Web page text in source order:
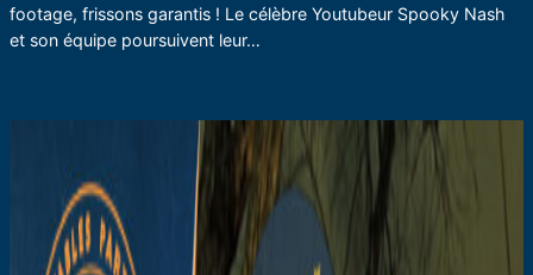
footage, frissons garantis ! Le célèbre Youtubeur Spooky Nash
et son équipe poursuivent leur…